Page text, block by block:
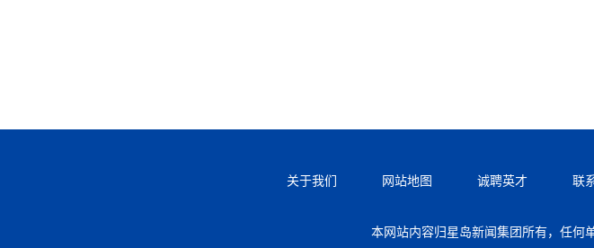
关于我们 网站地图 诚聘英才 联
本网站内容归星岛新闻集团所有，任何